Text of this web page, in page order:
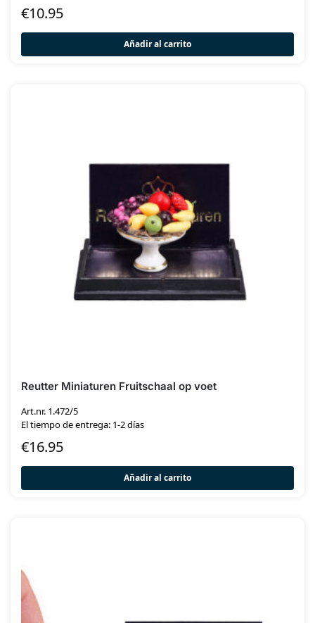
€10.95
Añadir al carrito
Reutter Miniaturen Fruitschaal op voet
Art.nr. 1.472/5
El tiempo de entrega: 1-2 días
€16.95
Añadir al carrito